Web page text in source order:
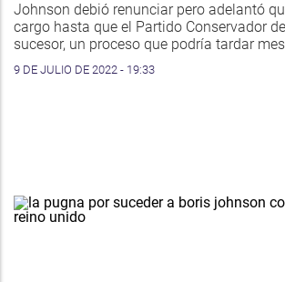
Johnson debió renunciar pero adelantó
cargo hasta que el Partido Conservador
sucesor, un proceso que podría tardar
9 DE JULIO DE 2022 - 19:33